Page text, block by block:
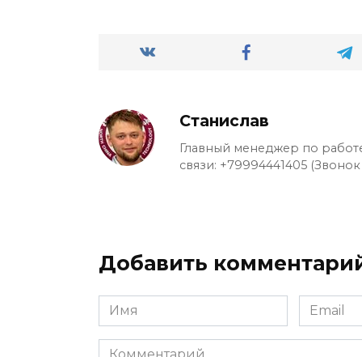
Станислав
Главный менеджер по
связи: +79994441405
Добавить
Имя
*
Email
*
Комментарий